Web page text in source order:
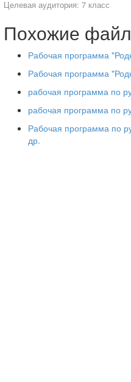
Нормативную правовую
составляют следующие
- Федеральный закон от 29
Федеральный закон об
- Закон Российской
(в редакции Федерального
- приказ Министерства
Целевая аудитория: 7 класс
Похожие
Рабочая программа
Рабочая программа
рабочая программа по
рабочая программа по
Рабочая программа по
др.